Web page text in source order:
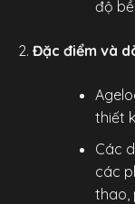
độ
Đặc điểm và
thiết
Các
các
thao,